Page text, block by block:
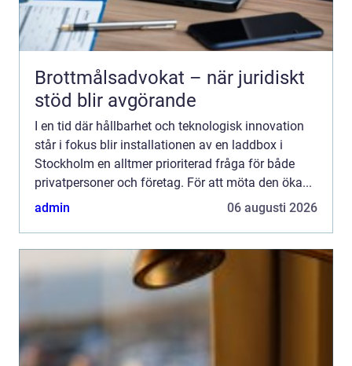
Brottmålsadvokat – när juridiskt
stöd blir avgörande
I en tid där hållbarhet och teknologisk innovation
står i fokus blir installationen av en laddbox i
Stockholm en alltmer prioriterad fråga för både
privatpersoner och företag. För att möta den öka...
admin
06 augusti 2026